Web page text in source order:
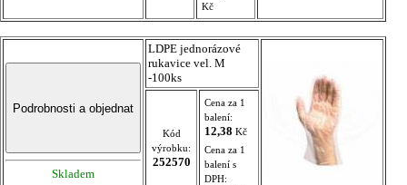
Kč
Skladem
LDPE jednorázové
rukavice vel. M
-100ks
Kód
výrobku:
252570
Cena za 1
balení:
12,38 Kč
Cena za 1
balení s
DPH: